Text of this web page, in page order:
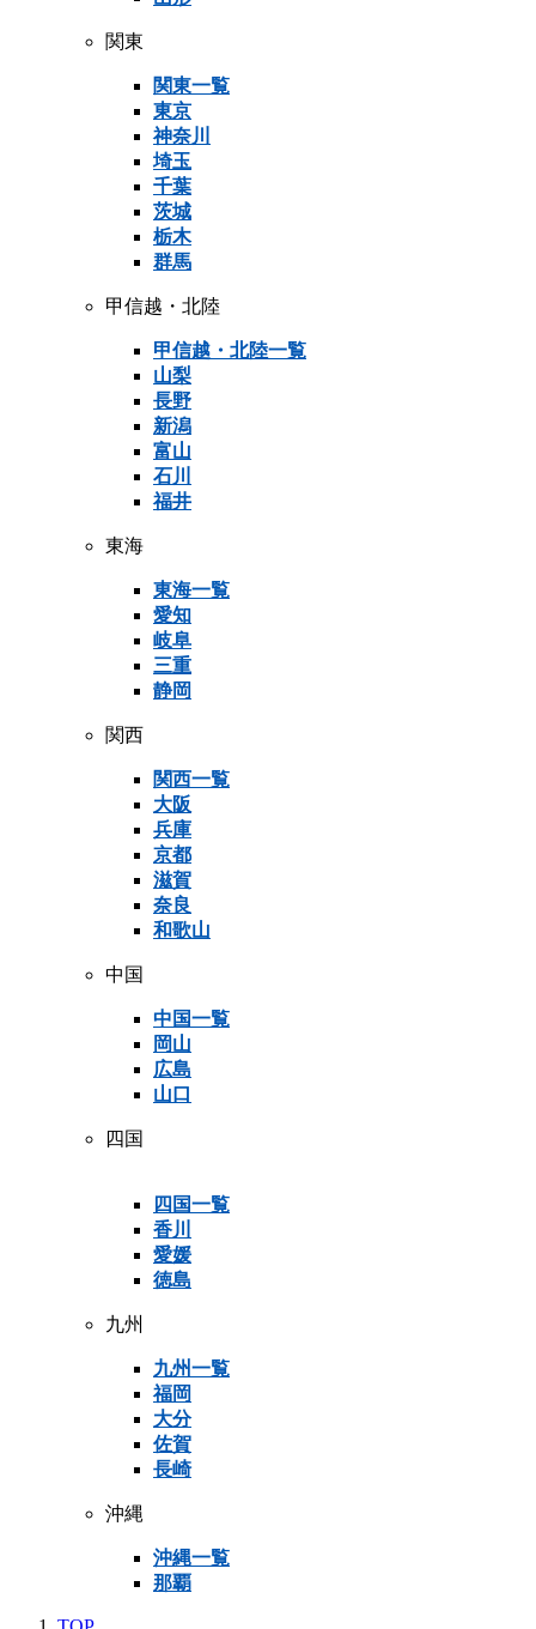
関東
関東一覧
東京
神奈川
埼玉
千葉
茨城
栃木
群馬
甲信越・北陸
甲信越・北陸一覧
山梨
長野
新潟
富山
石川
福井
東海
東海一覧
愛知
岐阜
三重
静岡
関西
関西一覧
大阪
兵庫
京都
滋賀
奈良
和歌山
中国
中国一覧
岡山
広島
山口
四国
四国一覧
香川
愛媛
徳島
九州
九州一覧
福岡
大分
佐賀
長崎
沖縄
沖縄一覧
那覇